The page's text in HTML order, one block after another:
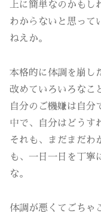
上に簡単なのかもし
わからないと思って
ねえか。
本格的に体調を崩し
改めていろいろなこ
自分のご機嫌は自分
中で、自分はどうす
それも、まだまだわ
も、一日一日を丁寧
な。
体調が悪くてごちゃ